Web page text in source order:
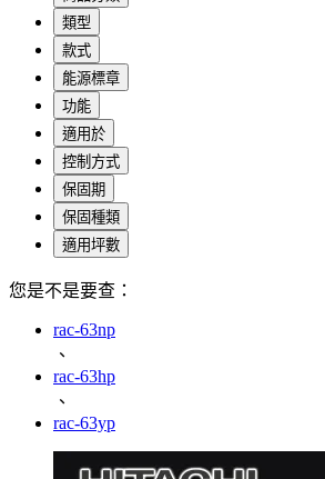
類型
款式
能源標章
功能
適用於
控制方式
保固期
保固種類
適用坪數
您是不是要查：
rac-63np
、
rac-63hp
、
rac-63yp